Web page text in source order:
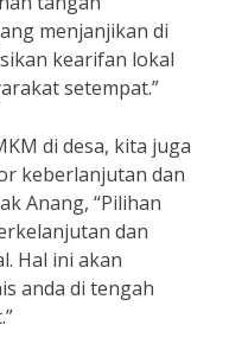
menjanjikan di
kearifan lokal
setempat.”
di desa, kita juga
keberlanjutan dan
Anang, “Pilihan
dan
Hal ini akan
anda di tengah